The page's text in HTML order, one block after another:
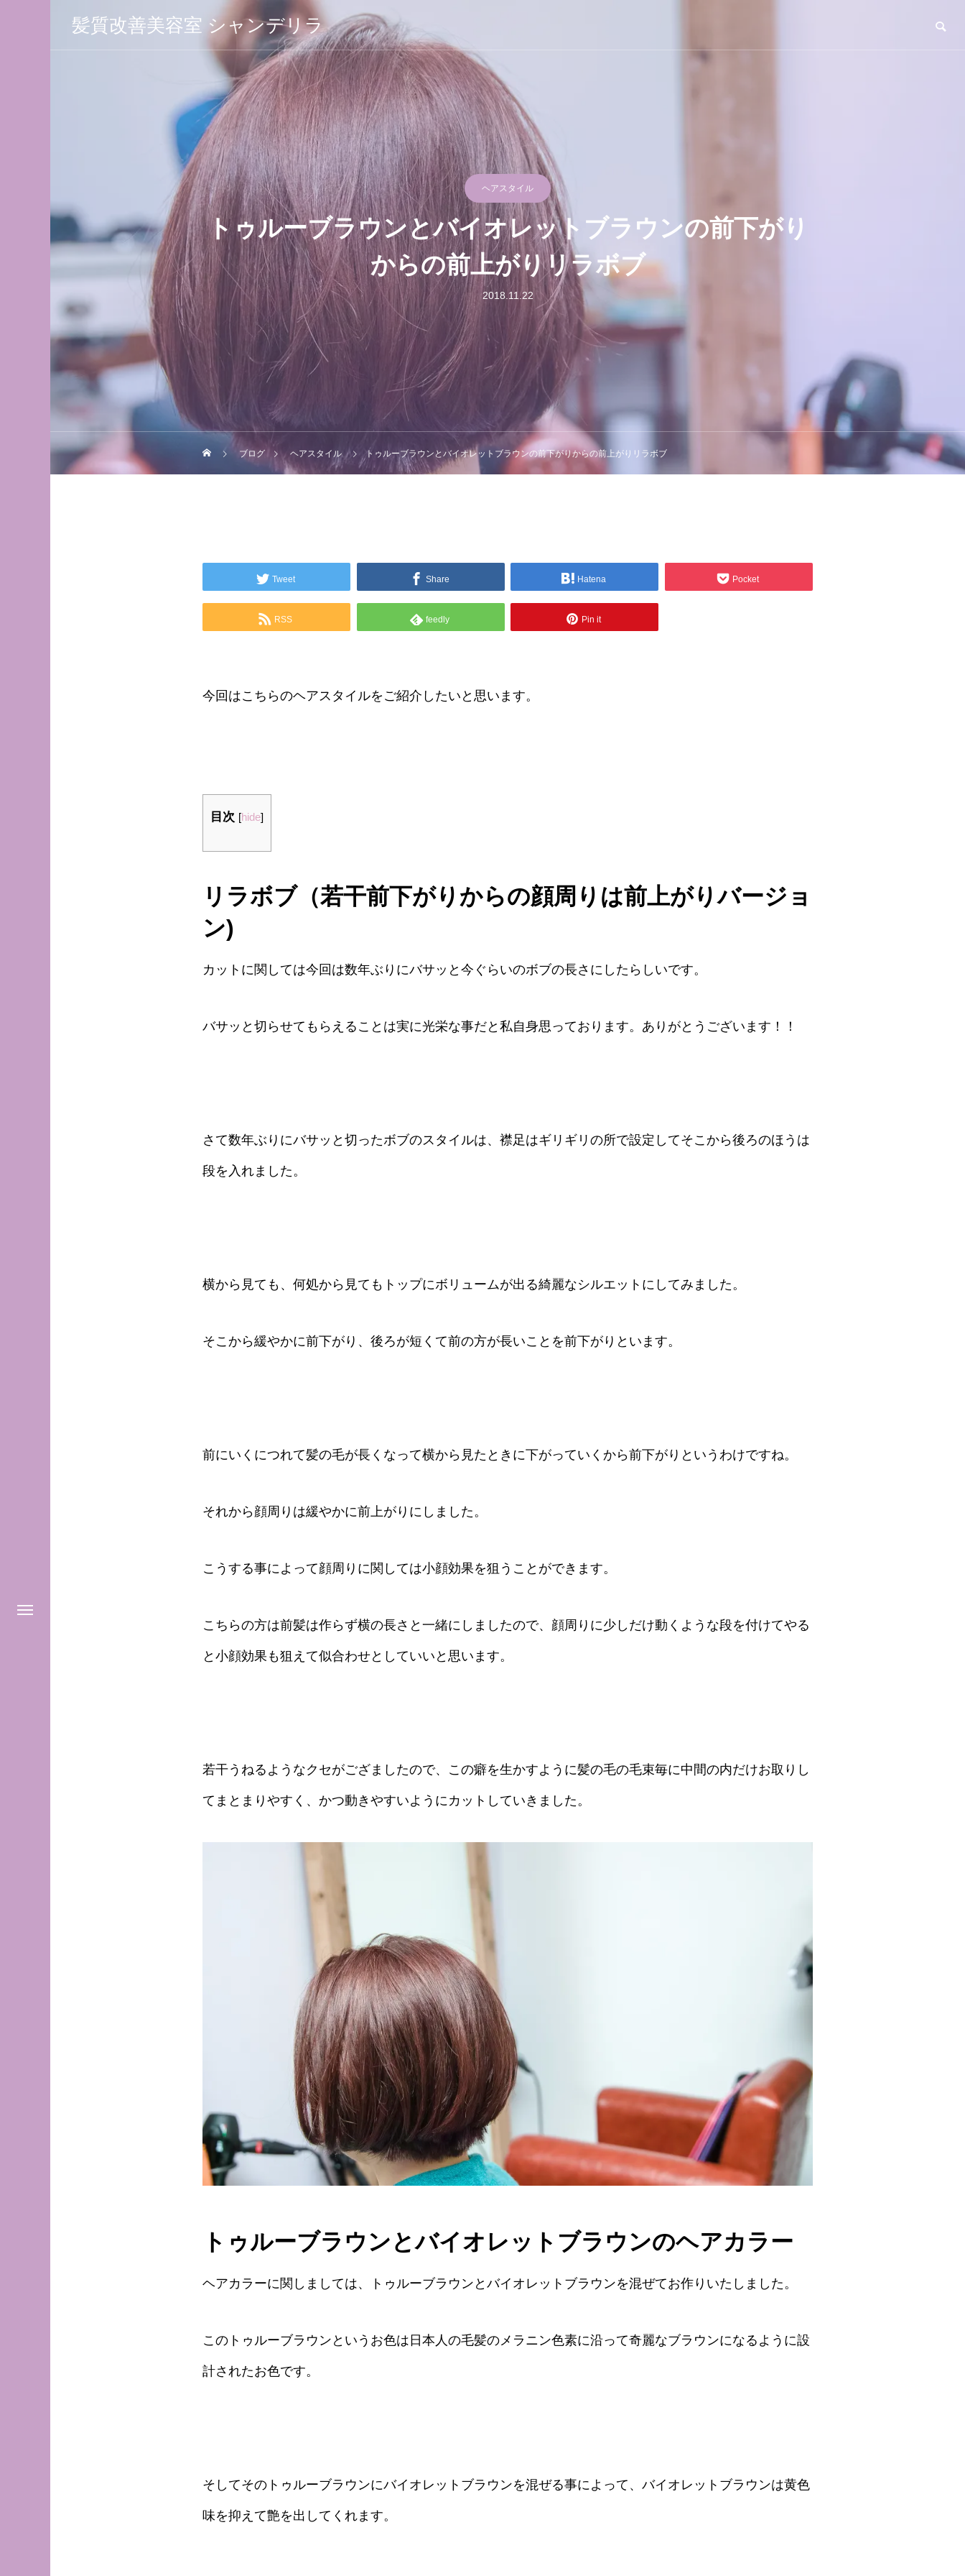
髪質改善美容室 シャンデリラ
ヘアスタイル
トゥルーブラウンとバイオレットブラウンの前下がり
からの前上がりリラボブ
2018.11.22
ブログ ヘアスタイル トゥルーブラウンとバイオレットブラウンの前下がりからの前上がりリラボブ
Tweet Share Hatena Pocket
RSS feedly Pin it
今回はこちらのヘアスタイルをご紹介したいと思います。
目次 [hide]
リラボブ（若干前下がりからの顔周りは前上がりバージョ
ン)
カットに関しては今回は数年ぶりにバサッと今ぐらいのボブの長さにしたらしいです。
バサッと切らせてもらえることは実に光栄な事だと私自身思っております。ありがとうございます！！
さて数年ぶりにバサッと切ったボブのスタイルは、襟足はギリギリの所で設定してそこから後ろのほうは
段を入れました。
横から見ても、何処から見てもトップにボリュームが出る綺麗なシルエットにしてみました。
そこから緩やかに前下がり、後ろが短くて前の方が長いことを前下がりといます。
前にいくにつれて髪の毛が長くなって横から見たときに下がっていくから前下がりというわけですね。
それから顔周りは緩やかに前上がりにしました。
こうする事によって顔周りに関しては小顔効果を狙うことができます。
こちらの方は前髪は作らず横の長さと一緒にしましたので、顔周りに少しだけ動くような段を付けてやる
と小顔効果も狙えて似合わせとしていいと思います。
若干うねるようなクセがござましたので、この癖を生かすように髪の毛の毛束毎に中間の内だけお取りし
てまとまりやすく、かつ動きやすいようにカットしていきました。
トゥルーブラウンとバイオレットブラウンのヘアカラー
ヘアカラーに関しましては、トゥルーブラウンとバイオレットブラウンを混ぜてお作りいたしました。
このトゥルーブラウンというお色は日本人の毛髪のメラニン色素に沿って奇麗なブラウンになるように設
計されたお色です。
そしてそのトゥルーブラウンにバイオレットブラウンを混ぜる事によって、バイオレットブラウンは黄色
味を抑えて艶を出してくれます。